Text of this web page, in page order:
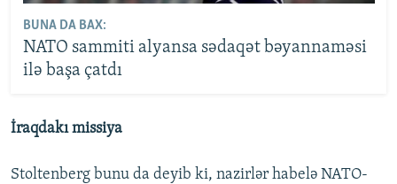
BUNA DA BAX:
NATO sammiti alyansa sədaqət bəyannaməsi
ilə başa çatdı
İraqdakı missiya
Stoltenberg bunu da deyib ki, nazirlər habelə NATO-